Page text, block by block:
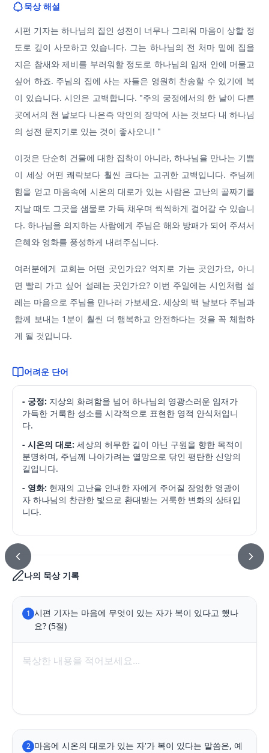
묵상 해설
시편 기자는 하나님의 집인 성전이 너무나 그리워 마음이 상할 정
도로 깊이 사모하고 있습니다. 그는 하나님의 전 처마 밑에 집을
지은 참새와 제비를 부러워할 정도로 하나님의 임재 안에 머물고
싶어 하죠. 주님의 집에 사는 자들은 영원히 찬송할 수 있기에 복
이 있습니다. 시인은 고백합니다. "주의 궁정에서의 한 날이 다른
곳에서의 천 날보다 나은즉 악인의 장막에 사는 것보다 내 하나님
의 성전 문지기로 있는 것이 좋사오니! "
이것은 단순히 건물에 대한 집착이 아니라, 하나님을 만나는 기쁨
이 세상 어떤 쾌락보다 훨씬 크다는 고귀한 고백입니다. 주님께
힘을 얻고 마음속에 시온의 대로가 있는 사람은 고난의 골짜기를
지날 때도 그곳을 샘물로 가득 채우며 씩씩하게 걸어갈 수 있습니
다. 하나님을 의지하는 사람에게 주님은 해와 방패가 되어 주셔서
은혜와 영화를 풍성하게 내려주십니다.
여러분에게 교회는 어떤 곳인가요? 억지로 가는 곳인가요, 아니
면 빨리 가고 싶어 설레는 곳인가요? 이번 주일에는 시인처럼 설
레는 마음으로 주님을 만나러 가보세요. 세상의 백 날보다 주님과
함께 보내는 1분이 훨씬 더 행복하고 안전하다는 것을 꼭 체험하
게 될 것입니다.
어려운 단어
- 궁정: 지상의 화려함을 넘어 하나님의 영광스러운 임재가
가득한 거룩한 성소를 시각적으로 표현한 영적 안식처입니
다.
- 시온의 대로: 세상의 허무한 길이 아닌 구원을 향한 목적이
분명하며, 주님께 나아가려는 열망으로 닦인 평탄한 신앙의
길입니다.
- 영화: 현재의 고난을 인내한 자에게 주어질 장엄한 영광이
자 하나님의 찬란한 빛으로 환대받는 거룩한 변화의 상태입
니다.
나의 묵상 기록
1 시편 기자는 마음에 무엇이 있는 자가 복이 있다고 했나
요? (5절)
2 마음에 시온의 대로가 있는 자'가 복이 있다는 말씀은, 예